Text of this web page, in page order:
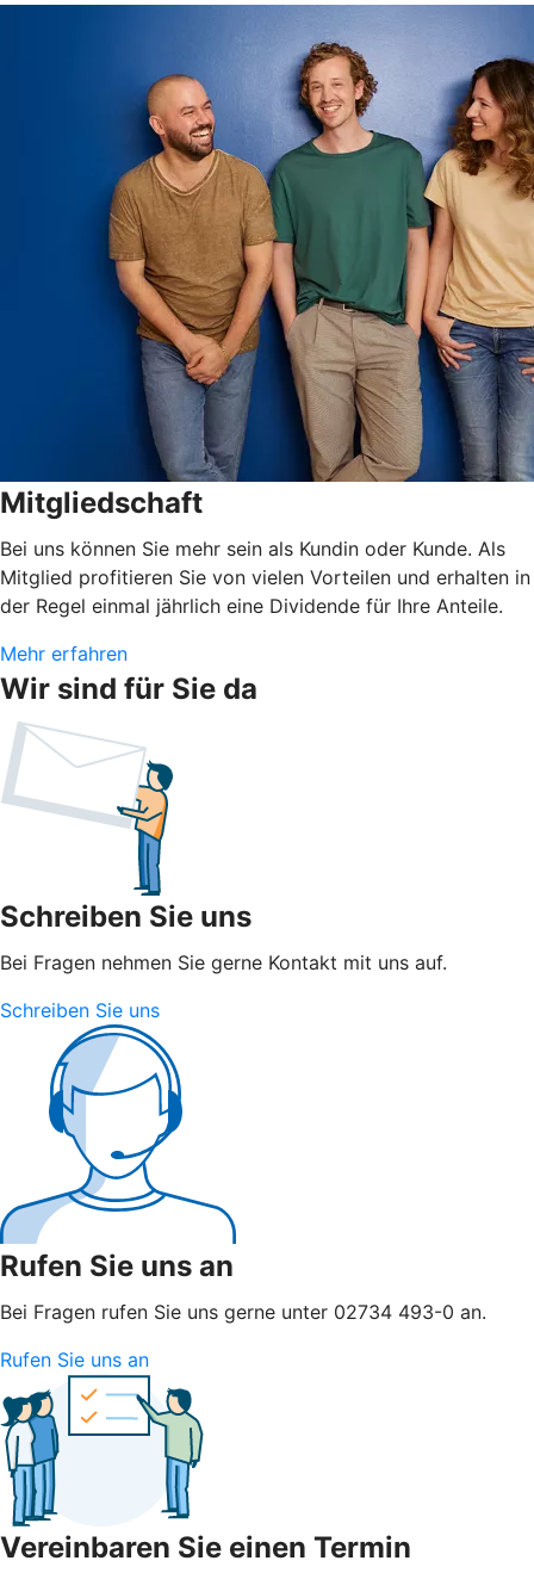
Mitgliedschaft
Bei uns können Sie mehr sein als Kundin oder Kunde. Als
Mitglied profitieren Sie von vielen Vorteilen und erhalten in
der Regel einmal jährlich eine Dividende für Ihre Anteile.
Mehr erfahren
Wir sind für Sie da
Schreiben Sie uns
Bei Fragen nehmen Sie gerne Kontakt mit uns auf.
Schreiben Sie uns
Rufen Sie uns an
Bei Fragen rufen Sie uns gerne unter 02734 493-0 an.
Rufen Sie uns an
Vereinbaren Sie einen Termin